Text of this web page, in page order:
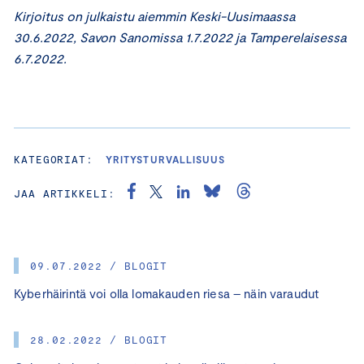
09.07.2022 / BLOGIT
Kyberhäirintä voi olla lomakauden riesa – näin varaudut
28.02.2022 / BLOGIT
Kirjoitus on julkaistu aiemmin Keski-Uusimaassa
30.6.2022, Savon Sanomissa 1.7.2022 ja Tamperelaisessa
6.7.2022.
KATEGORIAT: YRITYSTURVALLISUUS
JAA ARTIKKELI: